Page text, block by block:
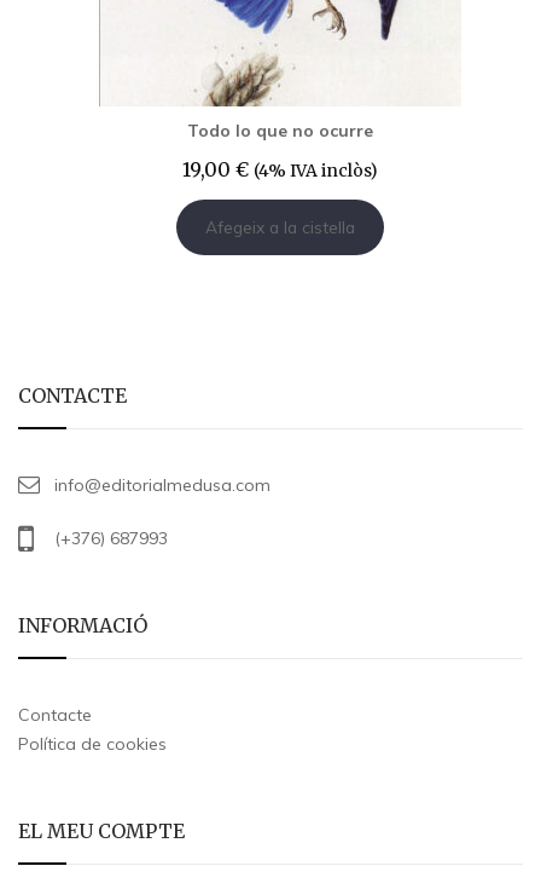
Todo lo que no ocurre
19,00 € (4% IVA inclòs)
Afegeix a la cistella
CONTACTE
info@editorialmedusa.com
(+376) 687993
INFORMACIÓ
Contacte
Política de cookies
EL MEU COMPTE